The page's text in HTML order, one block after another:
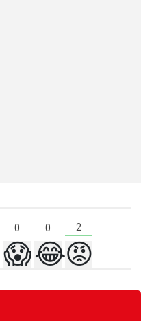
0 0 2
😱😂😡